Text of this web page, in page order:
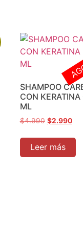
SHAMPOO
CON
ML
$4.990 $2.990
Leer más